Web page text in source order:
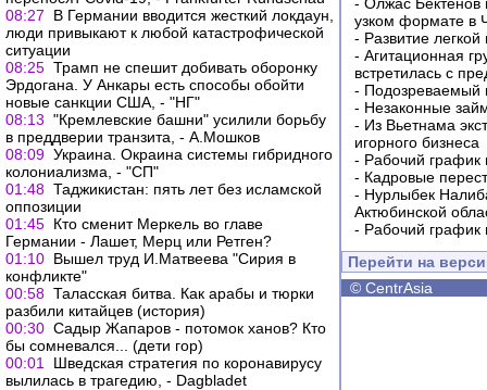
08:27
В Германии вводится жесткий локдаун,
люди привыкают к любой катастрофической
ситуации
08:25 Трамп не спешит добивать оборонку
Эрдогана. У Анкары есть способы обойти
новые санкции США, - "НГ"
08:13 "Кремлевские башни" усилили борьбу
в преддверии транзита, - А.Мошков
08:09 Украина. Окраина системы гибридного
колониализма, - "СП"
01:48 Таджикистан: пять лет без исламской
оппозиции
01:45 Кто сменит Меркель во главе
Германии - Лашет, Мерц или Ретген?
01:10 Вышел труд И.Матвеева "Сирия в
конфликте"
00:58 Таласская битва. Как арабы и тюрки
разбили китайцев (история)
00:30 Садыр Жапаров - потомок ханов? Кто
бы сомневался... (дети гор)
00:01
Шведская стратегия по коронавирусу
вылилась в трагедию, - Dagbladet
узком формате в
- Развитие
- Агитационная
встретилась с
- Подозреваемый
- Незаконные
- Из Вьетнама
игорного бизнеса
- Рабочий график
- Кадровые
- Нурлыбек
Актюбинской
- Рабочий график
Перейти на
© CentrAsia